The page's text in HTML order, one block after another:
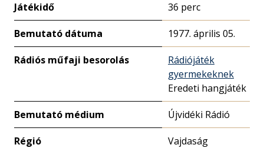
Játékidő 36 perc
Bemutató dátuma 1977. április 05.
Rádiós műfaji besorolás
Rádiójáték
gyermekeknek
Eredeti hangjáték
Bemutató médium Újvidéki Rádió
Régió Vajdaság